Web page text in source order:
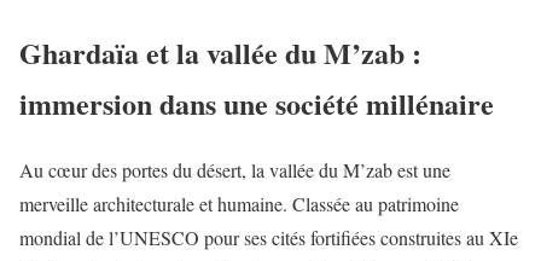
Ghardaïa et la vallée du M’zab :
immersion dans une société millénaire
Au cœur des portes du désert, la vallée du M’zab est une
merveille architecturale et humaine. Classée au patrimoine
mondial de l’UNESCO pour ses cités fortifiées construites au XIe